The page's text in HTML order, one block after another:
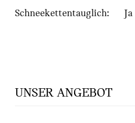
Schneekettentauglich:
Ja
UNSER ANGEBOT